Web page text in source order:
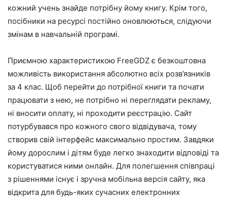
кожний учень знайде потрібну йому книгу. Крім того,
посібники на ресурсі постійно оновлюються, слідуючи
змінам в навчальній програмі.
Приємною характеристикою FreeGDZ є безкоштовна
можливість використання абсолютно всіх розв’язників
за 4 клас. Щоб перейти до потрібної книги та почати
працювати з нею, не потрібно ні переглядати рекламу,
ні вносити оплату, ні проходити реєстрацію. Сайт
потурбувався про кожного свого відвідувача, тому
створив свій інтерфейс максимально простим. Завдяки
йому дорослим і дітям буде легко знаходити відповіді та
користуватися ними онлайн. Для полегшення співпраці
з рішеннями існує і зручна мобільна версія сайту, яка
відкрита для будь-яких сучасних електронних